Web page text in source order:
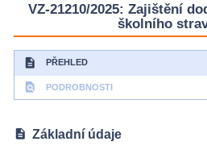
VZ-21210/2025: Zajištění
školního
description PŘEHLED
find_in_page PODROBNOSTI
description Základní údaje